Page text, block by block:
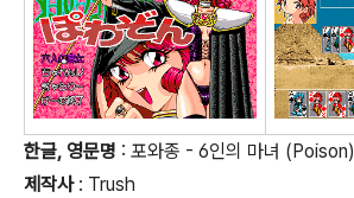
한글, 영문명 : 포와종 - 6인의 마녀 (Poison)
제작사: Trush